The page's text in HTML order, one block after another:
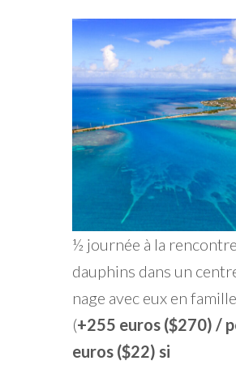
½ journée à la
dauphins dans un
nage avec eux en famille,
(+255 euros ($270) /
euros ($22) si